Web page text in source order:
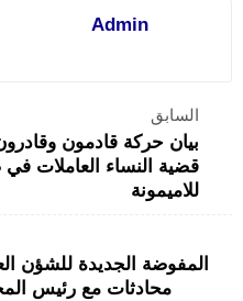
Admin
السابق
بيان حركة قادمون
قضية النساء العاملات في
للاميمونة
المفوضة الجديدة للشؤن
محادثات مع رئيس